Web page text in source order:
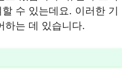
수 있는데요. 이러한 기
하는 데 있습니다.